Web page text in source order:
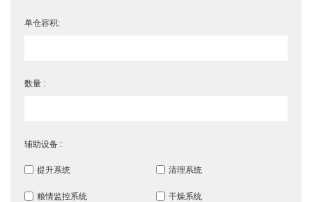
单仓容积:
数量 :
辅助设备 :
提升系统 清理系统
粮情监控系统 干燥系统